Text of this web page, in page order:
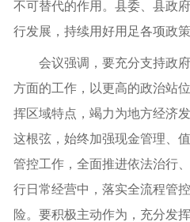
不可替代的作用。县委、县政
行发展，持续用好用足各项政
会议强调，要充分支持政
方面的工作，以更高的政治站
挥区域特点，竭力为地方经济
这根弦，始终加强现金管理、
管控工作，全面推进依法治行
行日常经营中，落实全流程管
险。要积极主动作为，充分发